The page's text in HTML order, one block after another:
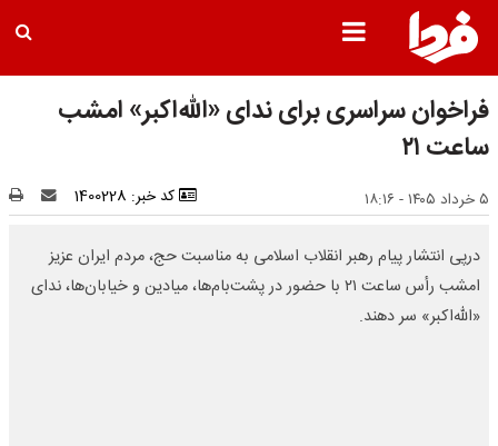
فراخوان سراسری برای ندای «الله‌اکبر» امشب
ساعت ۲۱
۵ خرداد ۱۴۰۵ - ۱۸:۱۶ کد خبر: 1400228
درپی انتشار پیام رهبر انقلاب اسلامی به مناسبت حج، مردم ایران عزیز
امشب رأس ساعت ۲۱ با حضور در پشت‌بام‌ها، میادین و خیابان‌ها، ندای
«الله‌اکبر» سر دهند.